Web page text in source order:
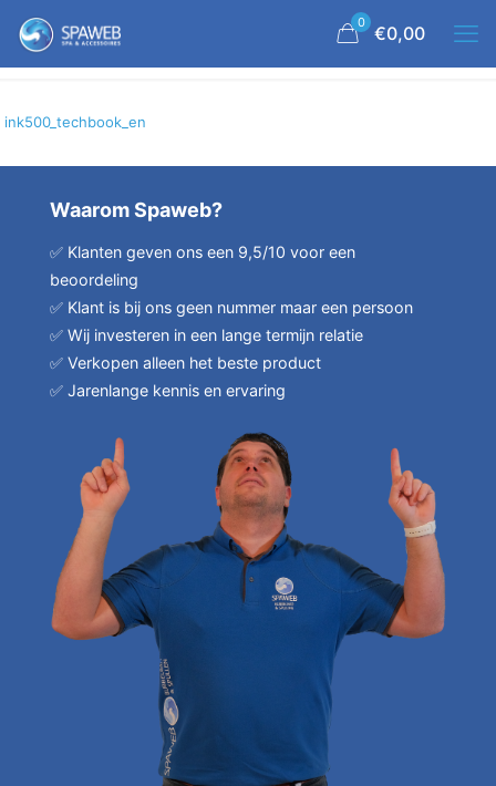
0 €0,00
ink500_techbook_en
Waarom Spaweb?
✅ Klanten geven ons een 9,5/10 voor een
beoordeling
✅ Klant is bij ons geen nummer maar een persoon
✅ Wij investeren in een lange termijn relatie
✅ Verkopen alleen het beste product
✅ Jarenlange kennis en ervaring